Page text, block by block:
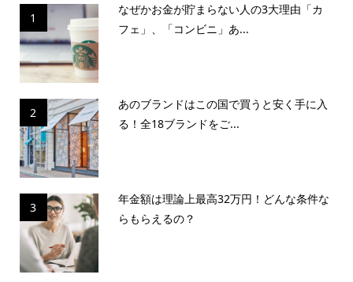
1
なぜかお金が貯まらない人の3大理由「カ
フェ」、「コンビニ」あ...
2
あのブランドはこの国で買うと安く手に入
る！全18ブランドをご...
3
年金額は理論上最高32万円！どんな条件な
らもらえるの？